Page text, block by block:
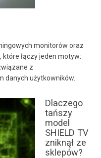
monitorów oraz
które łączy jeden motyw:
z
danych użytkowników.
Dlaczego
tańszy
model
SHIELD TV
zniknął ze
sklepów?